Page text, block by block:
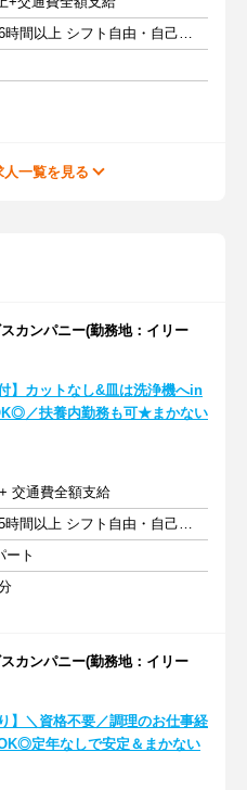
週2日以上 1日6時間以上 シフト自由・自己申告
人一覧を見る
カンパニー(勤務地：イリー
】カットなし&皿は洗浄機へin
／扶養内勤務も可★まかない
交通費全額支給
週2日以上 1日5時間以上 シフト自由・自己申告
ート
カンパニー(勤務地：イリー
】＼資格不要／調理のお仕事経
定年なしで安定＆まかない